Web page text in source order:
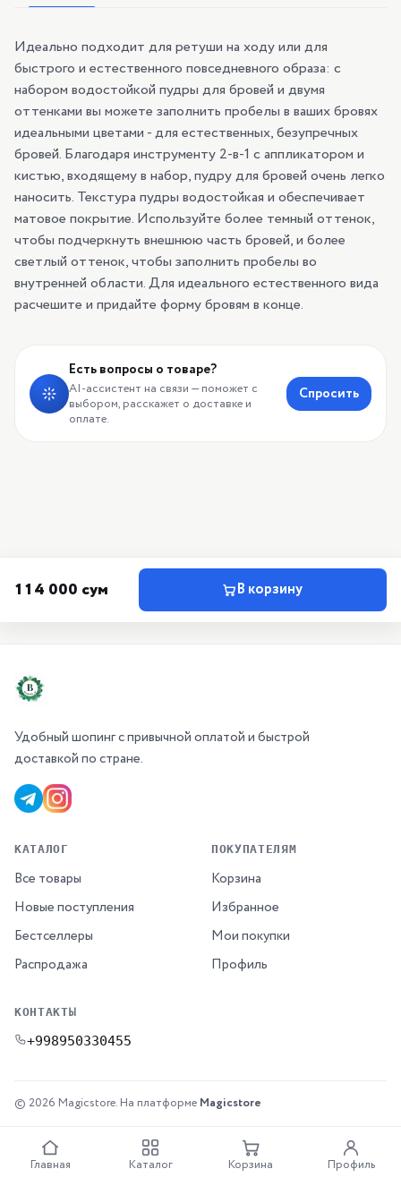
Идеально подходит для ретуши на ходу или для
быстрого и естественного повседневного образа: с
набором водостойкой пудры для бровей и двумя
оттенками вы можете заполнить пробелы в ваших бровях
идеальными цветами - для естественных, безупречных
бровей. Благодаря инструменту 2-в-1 с аппликатором и
кистью, входящему в набор, пудру для бровей очень легко
наносить. Текстура пудры водостойкая и обеспечивает
матовое покрытие. Используйте более темный оттенок,
чтобы подчеркнуть внешнюю часть бровей, и более
светлый оттенок, чтобы заполнить пробелы во
внутренней области. Для идеального естественного вида
расчешите и придайте форму бровям в конце.
Есть вопросы о товаре?
AI-ассистент на связи — поможет с
выбором, расскажет о доставке и
оплате.
Спросить
114 000 сум В корзину
Удобный шопинг с привычной оплатой и быстрой
доставкой по стране.
КАТАЛОГ
Все товары
Новые поступления
Бестселлеры
Распродажа
ПОКУПАТЕЛЯМ
Корзина
Избранное
Мои покупки
Профиль
КОНТАКТЫ
+998950330455
© 2026 Magicstore. На платформе Magicstore
Главная Каталог Корзина Профиль